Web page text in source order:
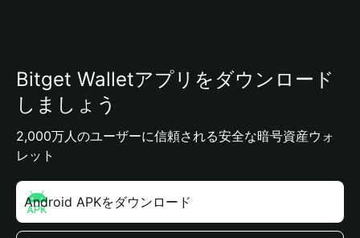
Bitget Walletアプリをダウンロード
しましょう
2,000万人のユーザーに信頼される安全な暗号資産ウォ
レット
Android APKをダウンロード